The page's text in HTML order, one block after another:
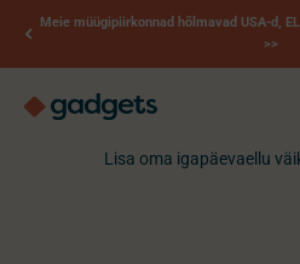
Jäta sisukord vahele
Meie müügipiirkonnad hõlmavad USA-d,
>>
Kerry vidinad
Lisa oma igapäevaellu